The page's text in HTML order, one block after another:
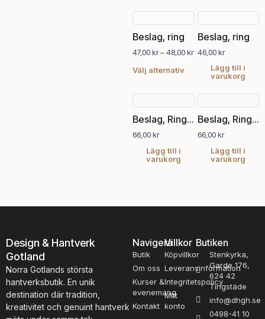
Beslag, ring
47,00kr–48,00kr
Prisintervall:
47,00 kr
till
48,00 kr
Välj alternativ
produkten
har
flera
varianter.
De
olika
alternativen
Beslag, ring
46,00kr
Lägg till i
varukorg
Beslag, Ringhandtag gammal antik
66,00kr
Lägg till i
varukorg
Beslag, Ringhandtag svart antik
66,00kr
Lägg till i
varukorg
Design & Hantverk
Gotland
Norra Gotlands största
hantverksbutik. En unik
destination där tradition,
kreativitet och genuint hantverk
Navigera
Butik
Om oss
Kurser &
evenemang
Kontakt
Villkor
Köpvillkor
Leveransinformation
Integritetspolicy
Mitt
konto
Butiken
Stenkyrka,
Garde 176,
624 42
Tingstäde
info@dhgh.se
0498-41 10